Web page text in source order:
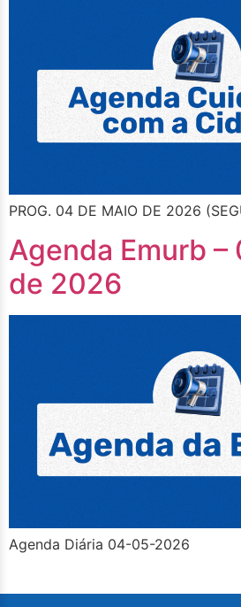
PROG. 04 DE MAIO DE 2026
Agenda Emurb –
de 2026
Agenda Diária 04-05-2026